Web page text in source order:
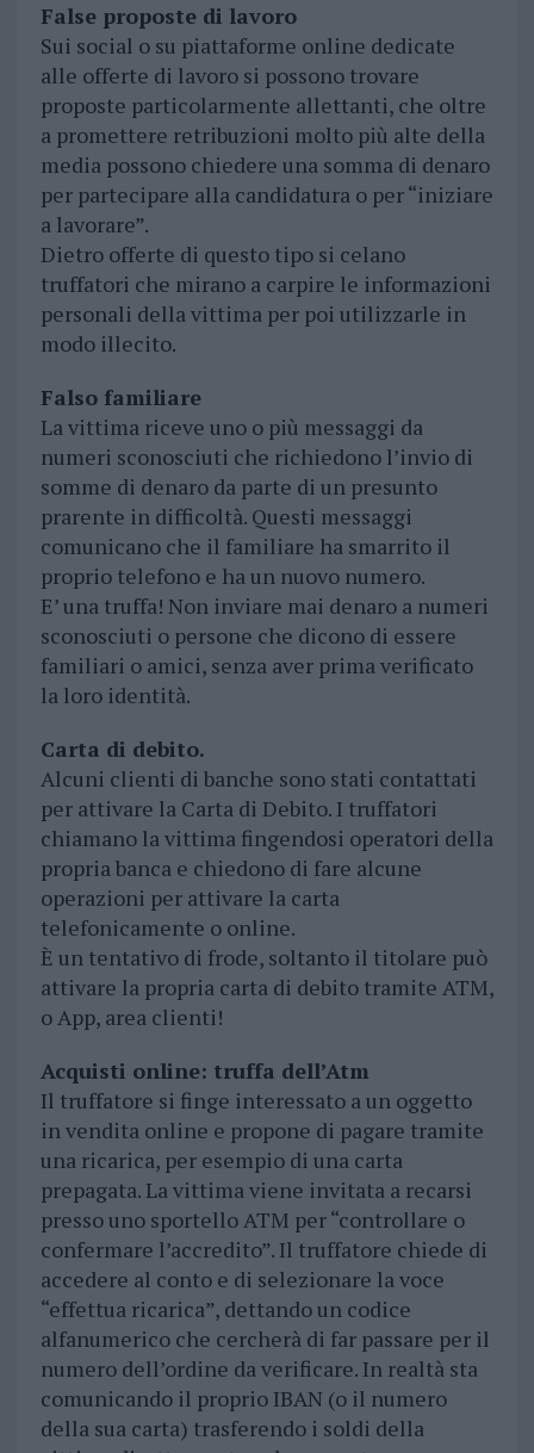
False proposte di lavoro
Sui social o su piattaforme online dedicate
alle offerte di lavoro si possono trovare
proposte particolarmente allettanti, che oltre
a promettere retribuzioni molto più alte della
media possono chiedere una somma di denaro
per partecipare alla candidatura o per “iniziare
a lavorare”.
Dietro offerte di questo tipo si celano
truffatori che mirano a carpire le informazioni
personali della vittima per poi utilizzarle in
modo illecito.
Falso familiare
La vittima riceve uno o più messaggi da
numeri sconosciuti che richiedono l’invio di
somme di denaro da parte di un presunto
prarente in difficoltà. Questi messaggi
comunicano che il familiare ha smarrito il
proprio telefono e ha un nuovo numero.
E’ una truffa! Non inviare mai denaro a numeri
sconosciuti o persone che dicono di essere
familiari o amici, senza aver prima verificato
la loro identità.
Carta di debito.
Alcuni clienti di banche sono stati contattati
per attivare la Carta di Debito. I truffatori
chiamano la vittima fingendosi operatori della
propria banca e chiedono di fare alcune
operazioni per attivare la carta
telefonicamente o online.
È un tentativo di frode, soltanto il titolare può
attivare la propria carta di debito tramite ATM,
o App, area clienti!
Acquisti online: truffa dell’Atm
Il truffatore si finge interessato a un oggetto
in vendita online e propone di pagare tramite
una ricarica, per esempio di una carta
prepagata. La vittima viene invitata a recarsi
presso uno sportello ATM per “controllare o
confermare l’accredito”. Il truffatore chiede di
accedere al conto e di selezionare la voce
“effettua ricarica”, dettando un codice
alfanumerico che cercherà di far passare per il
numero dell’ordine da verificare. In realtà sta
comunicando il proprio IBAN (o il numero
della sua carta) trasferendo i soldi della